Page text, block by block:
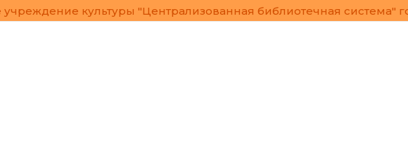
культуры "Централизованная библиотечная система"